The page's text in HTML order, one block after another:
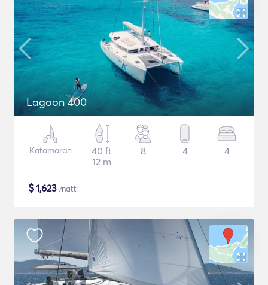
Lagoon 400
Katamaran
40 ft
12 m
8 4 4
$1,623 /natt